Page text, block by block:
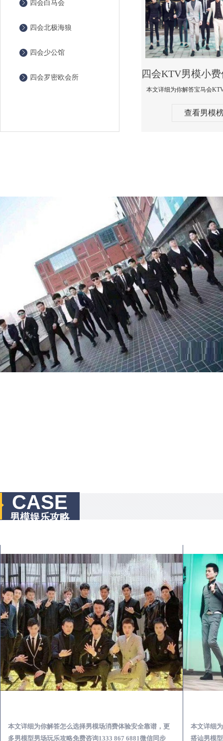
四会白马会
四会北极海狼
四会少公馆
四会罗密欧会所
查看男模
CASE
男模娱乐攻略
本文详细为你解答怎么选择男模场消费体验安全靠谱，更
多男模型男场玩乐攻略免费咨询1333 867 6881微信同步
本文详细
搭讪男模